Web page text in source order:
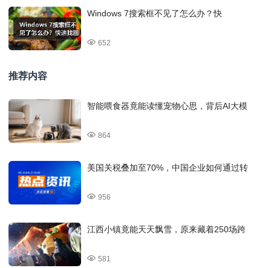
Windows 7搜索框不见了怎么办？快
652
推荐内容
智能喂食器竟能读懂宠物心思，背后AI大模
864
美国关税叠加至70%，中国企业如何通过转
956
江西小镇竟能天天飘雪，原来藏着250场跨
581